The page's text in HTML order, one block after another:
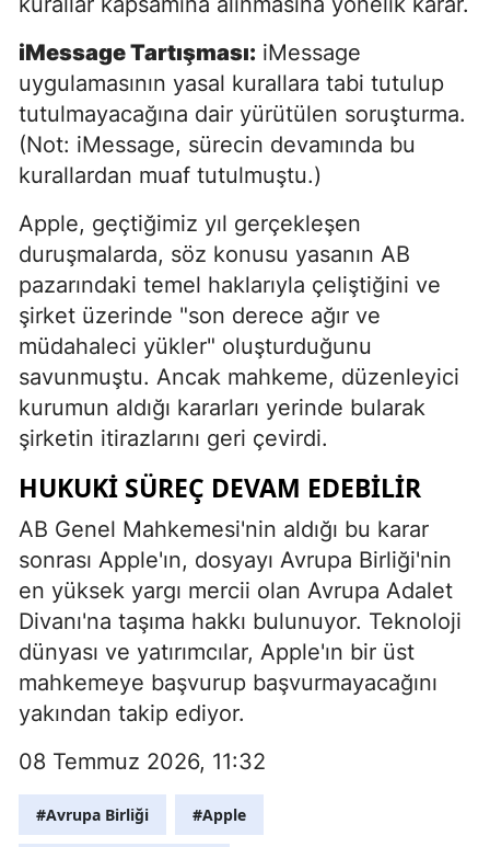
iMessage Tartışması: iMessage
uygulamasının yasal kurallara tabi tutulup
tutulmayacağına dair yürütülen soruşturma.
(Not: iMessage, sürecin devamında bu
kurallardan muaf tutulmuştu.)
Apple, geçtiğimiz yıl gerçekleşen
duruşmalarda, söz konusu yasanın AB
pazarındaki temel haklarıyla çeliştiğini ve
şirket üzerinde "son derece ağır ve
müdahaleci yükler" oluşturduğunu
savunmuştu. Ancak mahkeme, düzenleyici
kurumun aldığı kararları yerinde bularak
şirketin itirazlarını geri çevirdi.
HUKUKI SÜREÇ DEVAM EDEBILIR
AB Genel Mahkemesi'nin aldığı bu karar
sonrası Apple'ın, dosyayı Avrupa Birliği'nin
en yüksek yargı mercii olan Avrupa Adalet
Divanı'na taşıma hakkı bulunuyor. Teknoloji
dünyası ve yatırımcılar, Apple'ın bir üst
mahkemeye başvurup başvurmayacağını
yakından takip ediyor.
08 Temmuz 2026, 11:32
#Avrupa Birliği #Apple